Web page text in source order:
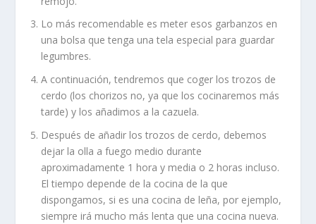
Lo más recomendable es meter esos garbanzos en
una bolsa que tenga una tela especial para guardar
legumbres.
A continuación, tendremos que coger los trozos de
cerdo (los chorizos no, ya que los cocinaremos más
tarde) y los añadimos a la cazuela.
Después de añadir los trozos de cerdo, debemos
dejar la olla a fuego medio durante
aproximadamente 1 hora y media o 2 horas incluso.
El tiempo depende de la cocina de la que
dispongamos, si es una cocina de leña, por ejemplo,
siempre irá mucho más lenta que una cocina nueva.